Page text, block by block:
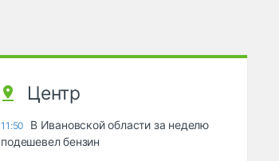
Центр
11:50
В Ивановской области за неделю
подешевел бензин